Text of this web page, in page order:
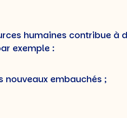
humaines contribue
exemple :
nouveaux embauchés ;